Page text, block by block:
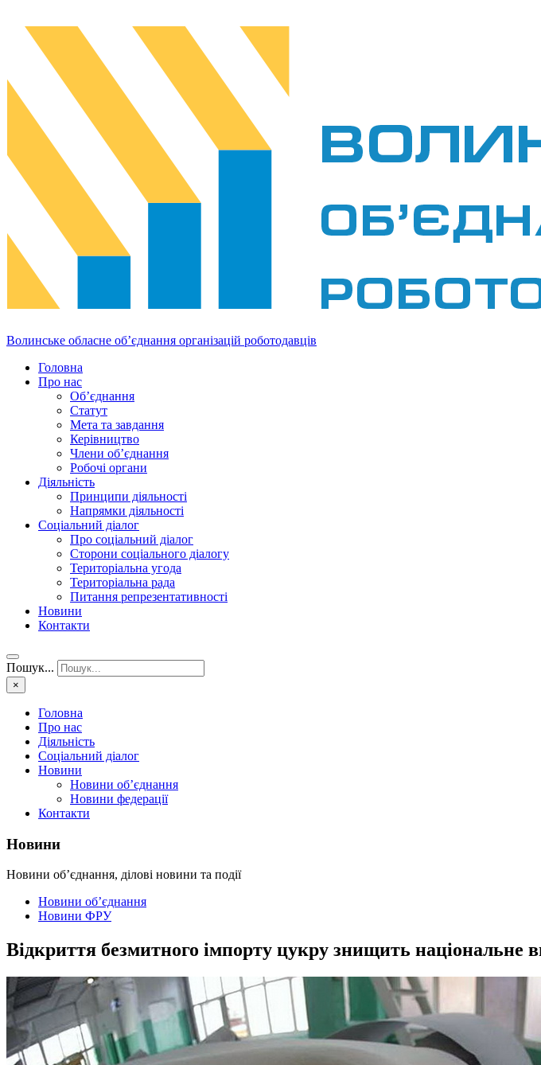
Волинське обласне об’єднання організацій роботодавців
Головна
Про нас
Об’єднання
Статут
Мета та завдання
Керівництво
Члени об’єднання
Робочі органи
Діяльність
Принципи діяльності
Напрямки діяльності
Соціальний діалог
Про соціальний діалог
Сторони соціального діалогу
Територіальна угода
Територіальна рада
Питання репрезентативності
Новини
Контакти
Пошук...
×
Головна
Про нас
Діяльність
Соціальний діалог
Новини
Новини об’єднання
Новини федерації
Контакти
Новини
Новини об’єднання, ділові новини та події
Новини об’єднання
Новини ФРУ
Відкриття безмитного імпорту цукру знищить національне